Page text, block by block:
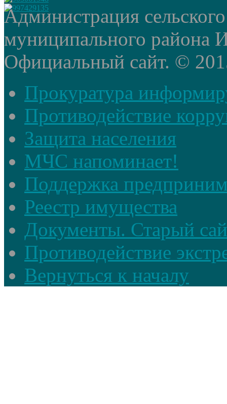
Администрация
муниципального района
Официальный сайт. ©
Прокуратура
Противодействие
Защита населения
МЧС напоминает!
Поддержка
Реестр имущества
Документы. Старый
Противодействие
Вернуться к началу